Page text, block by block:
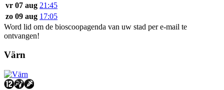
vr 07 aug 21:45
zo 09 aug 17:05
Word lid om de bioscoopagenda van uw stad per e-mail te
ontvangen!
Värn